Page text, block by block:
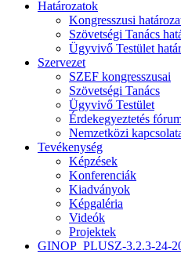
Határozatok
Kongresszusi
Szövetségi Tanács
Ügyvivő Testület
Szervezet
SZEF kongresszusai
Szövetségi Tanács
Ügyvivő Testület
Érdekegyeztetés
Nemzetközi
Tevékenység
Képzések
Konferenciák
Kiadványok
Képgaléria
Videók
Projektek
GINOP_PLUSZ-3.2.3-24-